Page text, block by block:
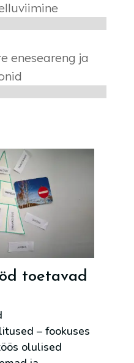
eneseareng ja
toetavad
– fookuses
olulised